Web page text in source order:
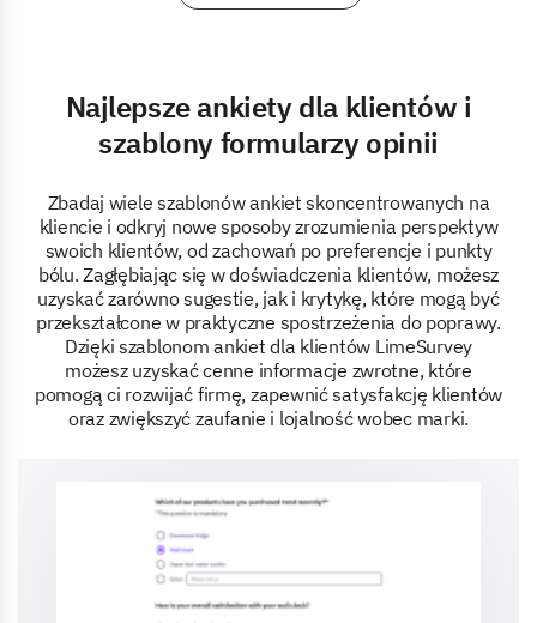
Najlepsze ankiety dla klientów i
szablony formularzy opinii
Zbadaj wiele szablonów ankiet skoncentrowanych na
kliencie i odkryj nowe sposoby zrozumienia perspektyw
swoich klientów, od zachowań po preferencje i punkty
bólu. Zagłębiając się w doświadczenia klientów, możesz
uzyskać zarówno sugestie, jak i krytykę, które mogą być
przekształcone w praktyczne spostrzeżenia do poprawy.
Dzięki szablonom ankiet dla klientów LimeSurvey
możesz uzyskać cenne informacje zwrotne, które
pomogą ci rozwijać firmę, zapewnić satysfakcję klientów
oraz zwiększyć zaufanie i lojalność wobec marki.